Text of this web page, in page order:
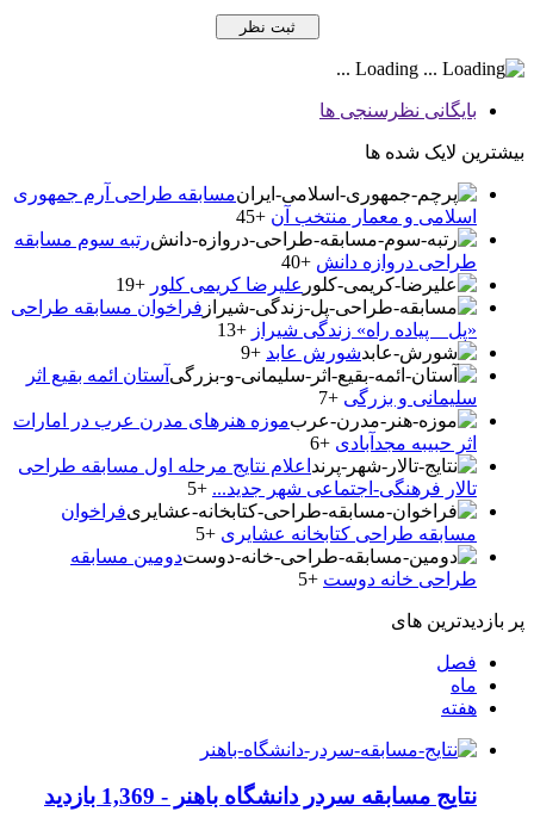
بایگانی نظرسنجی ها
بیشترین لایک شده ها
مسابقه طراحی آرم جمهوری
اسلامی و معمار منتخب آن +45
رتبه سوم مسابقه
طراحی دروازه دانش +40
علیرضا کریمی کلور +19
فراخوان مسابقه طراحی
«پل _ پیاده راه» زندگی شیراز +13
شورش عابد +9
آستان ائمه بقیع اثر
سلیمانی و بزرگی +7
موزه هنرهای مدرن عرب در امارات
اثر حبیبه مجدآبادی +6
اعلام نتایج مرحله اول مسابقه طراحی
تالار فرهنگی-اجتماعی شهر جدید... +5
فراخوان
مسابقه طراحی کتابخانه عشایری +5
دومین مسابقه
طراحی خانه دوست +5
پر بازدیدترین های
فصل
ماه
هفته
نتایج مسابقه سردر دانشگاه باهنر - 1,369 بازدید